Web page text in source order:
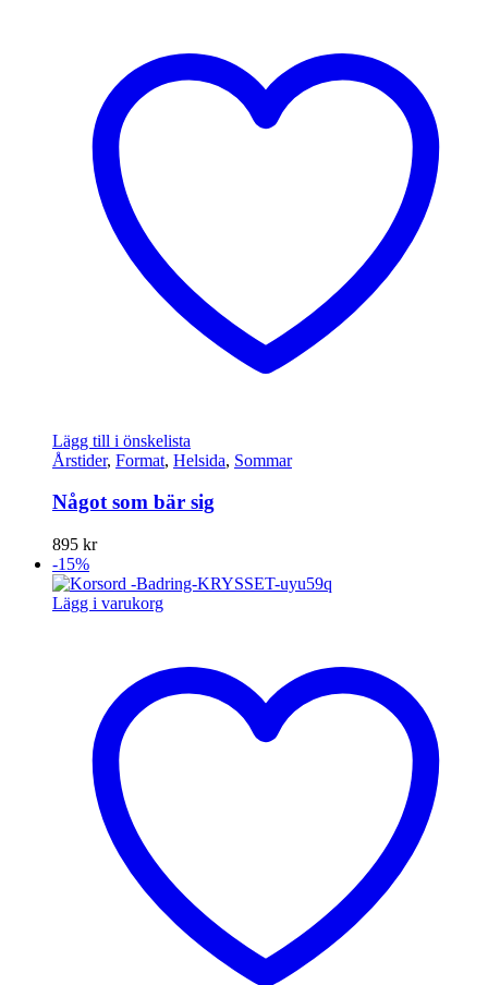
Lägg till i önskelista
Årstider, Format, Helsida, Sommar
Något som bär sig
895 kr
-15%
Lägg i varukorg